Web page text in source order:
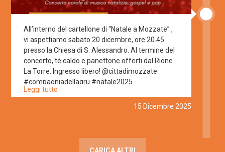
All’interno del cartellone di “Natale a Mozzate” ,
vi aspettiamo sabato 20 dicembre, ore 20.45
presso la Chiesa di S. Alessandro. Al termine del
concerto, tè caldo e panettone offerti dal Rione
La Torre. Ingresso libero! @cittadimozzate
#compagniadellagru #natale2025
#christmastour #pop #gospel #choir
Leggi tutto
15 Dicembre 2025